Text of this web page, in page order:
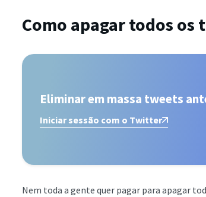
Como apagar todos
Eliminar em massa tweets
Iniciar sessão com o Twitter
Nem toda a gente quer pagar para apagar